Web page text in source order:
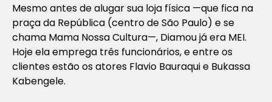
Mesmo antes de alugar sua loja física —que fica na
praça da República (centro de São Paulo) e se
chama Mama Nossa Cultura—, Diamou já era MEI.
Hoje ela emprega três funcionários, e entre os
clientes estão os atores Flavio Bauraqui e Bukassa
Kabengele.